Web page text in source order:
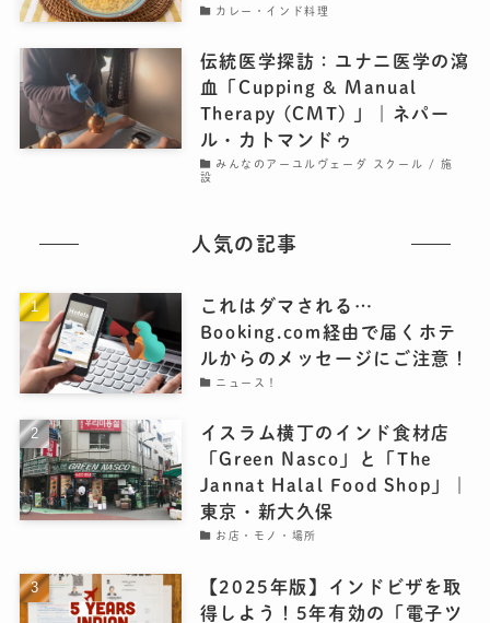
カレー・インド料理
伝統医学探訪：ユナニ医学の瀉
血「Cupping & Manual
Therapy (CMT) 」｜ネパー
ル・カトマンドゥ
みんなのアーユルヴェーダ スクール / 施
設
人気の記事
これはダマされる…
Booking.com経由で届くホテ
ルからのメッセージにご注意！
ニュース！
イスラム横丁のインド食材店
「Green Nasco」と「The
Jannat Halal Food Shop」｜
東京・新大久保
お店・モノ・場所
【2025年版】インドビザを取
得しよう！5年有効の「電子ツ